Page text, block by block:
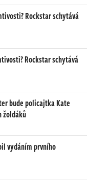
Rockstar schytává
Rockstar schytává
bude policajtka Kate
žoldáků
vydáním prvního